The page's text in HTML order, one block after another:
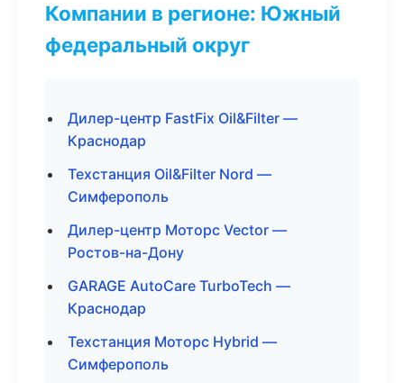
Компании в регионе: Южный
федеральный округ
Дилер-центр FastFix Oil&Filter —
Краснодар
Техстанция Oil&Filter Nord —
Симферополь
Дилер-центр Моторс Vector —
Ростов-на-Дону
GARAGE AutoCare TurboTech —
Краснодар
Техстанция Моторс Hybrid —
Симферополь